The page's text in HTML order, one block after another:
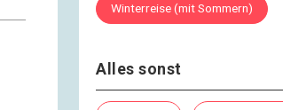
Winterreise (mit Sommern)
Alles sonst